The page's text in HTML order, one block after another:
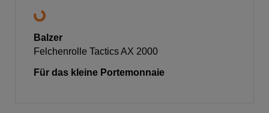
Balzer
Felchenrolle Tactics AX 2000
Für das kleine Portemonnaie